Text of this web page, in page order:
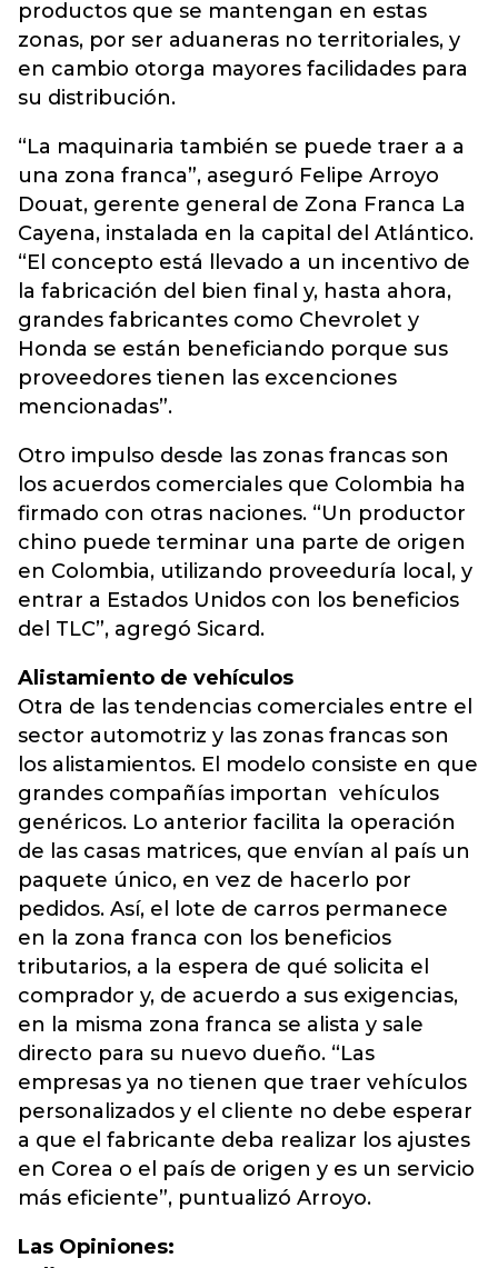
productos que se mantengan en estas
zonas, por ser aduaneras no territoriales, y
en cambio otorga mayores facilidades para
su distribución.
“La maquinaria también se puede traer a a
una zona franca”, aseguró Felipe Arroyo
Douat, gerente general de Zona Franca La
Cayena, instalada en la capital del Atlántico.
“El concepto está llevado a un incentivo de
la fabricación del bien final y, hasta ahora,
grandes fabricantes como Chevrolet y
Honda se están beneficiando porque sus
proveedores tienen las excenciones
mencionadas”.
Otro impulso desde las zonas francas son
los acuerdos comerciales que Colombia ha
firmado con otras naciones. “Un productor
chino puede terminar una parte de origen
en Colombia, utilizando proveeduría local, y
entrar a Estados Unidos con los beneficios
del TLC”, agregó Sicard.
Alistamiento de vehículos
Otra de las tendencias comerciales entre el
sector automotriz y las zonas francas son
los alistamientos. El modelo consiste en que
grandes compañías importan vehículos
genéricos. Lo anterior facilita la operación
de las casas matrices, que envían al país un
paquete único, en vez de hacerlo por
pedidos. Así, el lote de carros permanece
en la zona franca con los beneficios
tributarios, a la espera de qué solicita el
comprador y, de acuerdo a sus exigencias,
en la misma zona franca se alista y sale
directo para su nuevo dueño. “Las
empresas ya no tienen que traer vehículos
personalizados y el cliente no debe esperar
a que el fabricante deba realizar los ajustes
en Corea o el país de origen y es un servicio
más eficiente”, puntualizó Arroyo.
Las Opiniones: